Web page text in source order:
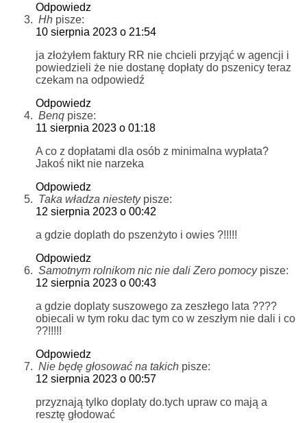
Odpowiedz
Hh pisze:
10 sierpnia 2023 o 21:54
ja złożyłem faktury RR nie chcieli przyjąć w agencji i
powiedzieli że nie dostanę dopłaty do pszenicy teraz
czekam na odpowiedź
Odpowiedz
Benq pisze:
11 sierpnia 2023 o 01:18
A co z dopłatami dla osób z minimalna wypłata?
Jakoś nikt nie narzeka
Odpowiedz
Taka władza niestety pisze:
12 sierpnia 2023 o 00:42
a gdzie doplath do pszenżyto i owies ?!!!!!
Odpowiedz
Samotnym rolnikom nic nie dali Zero pomocy pisze:
12 sierpnia 2023 o 00:43
a gdzie doplaty suszowego za zeszłego lata ????
obiecali w tym roku dac tym co w zeszłym nie dali i co
??!!!!!
Odpowiedz
Nie będę głosować na takich pisze:
12 sierpnia 2023 o 00:57
przyznają tylko doplaty do.tych upraw co mają a
resztę głodować